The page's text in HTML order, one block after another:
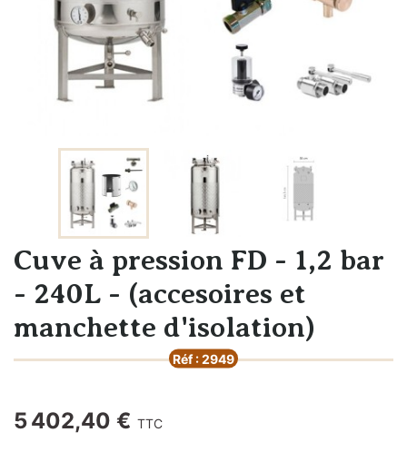
Cuve à pression FD - 1,2 bar
- 240L - (accesoires et
manchette d'isolation)
Réf : 2949
5 402,40 € TTC